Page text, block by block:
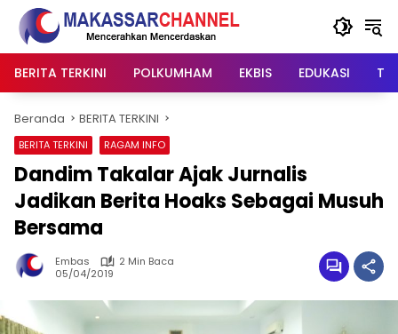
Langsung
konten
BERITA TERKINI
POLKUMHAM EKBIS EDUKASI
Beranda BERITA TERKINI
BERITA TERKINI RAGAM INFO
Dandim Takalar Ajak Jurnalis
Jadikan Berita Hoaks Sebagai Musuh
Bersama
Embas
2 Min Baca
05/04/2019